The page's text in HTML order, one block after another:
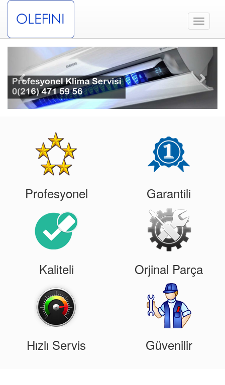
Toggle
Previous Next
Profesyonel Garantili
Kaliteli Orjinal Parça
Hızlı Servis Güvenilir